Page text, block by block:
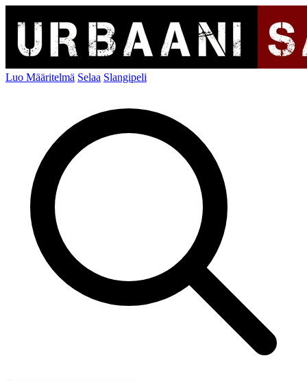
Luo Määritelmä Selaa Slangipeli